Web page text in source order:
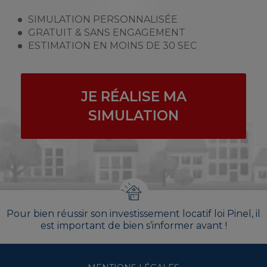
SIMULATION PERSONNALISÉE
GRATUIT & SANS ENGAGEMENT
ESTIMATION EN MOINS DE 30 SEC
JE RÉALISE MA
SIMULATION
Pour bien réussir son investissement locatif loi Pinel, il
est important de bien s’informer avant !